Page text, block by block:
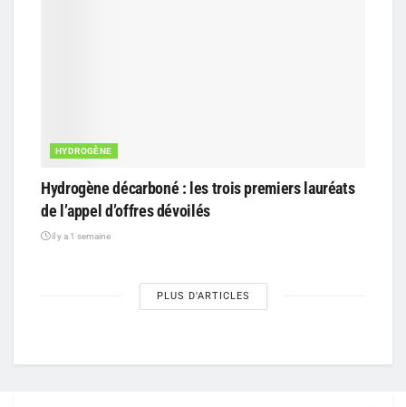
HYDROGÈNE
Hydrogène décarboné : les trois premiers lauréats
de l’appel d’offres dévoilés
il y a 1 semaine
PLUS D'ARTICLES